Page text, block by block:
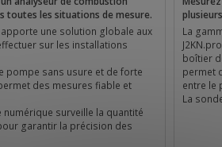
toutes les situations de mesure.
apporte une solution globale aux
sur les installations
pompe sans usure et de forte
des mesures fiable et
numérique surveille la quantité
garantir la précision des
La
boîtier
permet
entre le
La